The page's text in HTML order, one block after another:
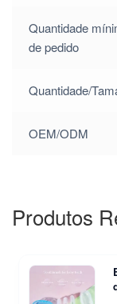
Quantidade
de pedido
Quantidade/
OEM/ODM
Produtos